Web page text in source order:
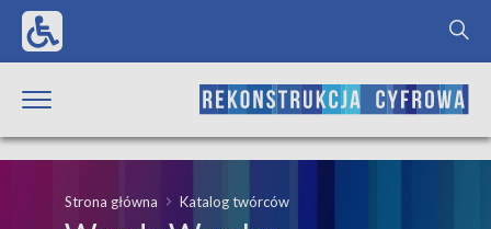
Strona główna Katalog twórców